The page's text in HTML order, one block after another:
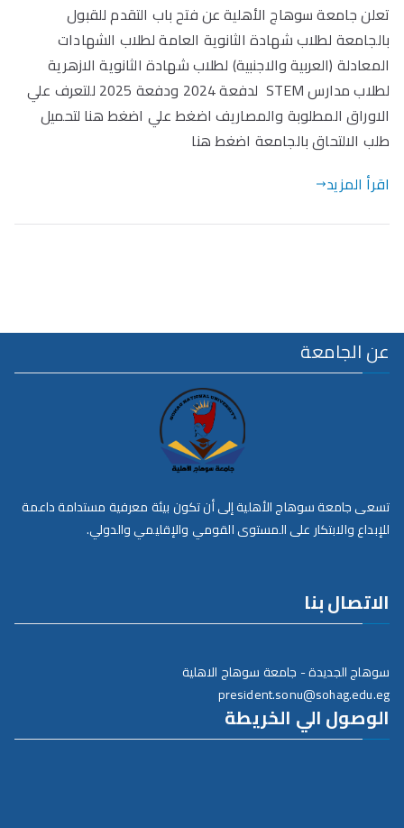
تعلن جامعة سوهاج الأهلية عن فتح باب التقدم للقبول
بالجامعة لطلاب شهادة الثانوية العامة لطلاب الشهادات
المعادلة (العربية والاجنبية) لطلاب شهادة الثانوية الازهرية
لطلاب مدارس STEM لدفعة 2024 ودفعة 2025 للتعرف علي
الاوراق المطلوبة والمصاريف اضغط علي اضغط هنا لتحميل
طلب الالتحاق بالجامعة اضغط هنا
اقرأ المزيد
عن الجامعة
تسعى جامعة سوهاج الأهلية إلى أن تكون بيئة معرفية مستدامة داعمة
للإبداع والابتكار على المستوى القومي والإقليمي والدولي.
الاتصال بنا
سوهاج الجديدة - جامعة سوهاج الاهلية
president.sonu@sohag.edu.eg
الوصول الي الخريطة